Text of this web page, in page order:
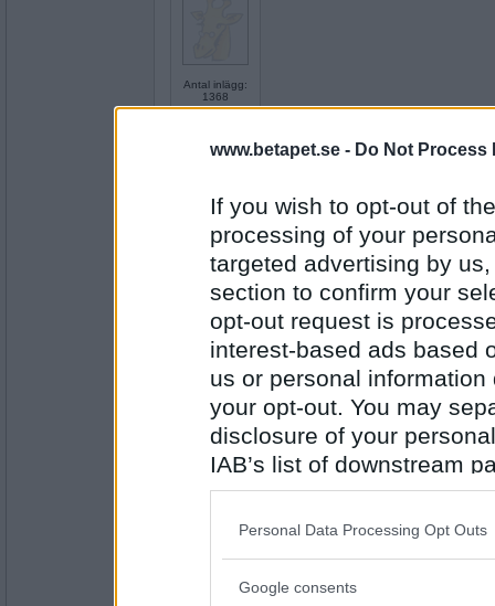
www.betapet.se - Do Not Process
If you wish to opt-out of
processing of your
targeted advertising by
section to confirm your
opt-out request is
interest-based ads based
us or personal
your opt-out. You may
disclosure of your
IAB’s list of downstream
also be disclosed by us
Downstream Participants
Please note that this
Personal Data Processing Opt Outs
Google consents
Antal inlägg:
1368
Antal inlägg:
1030
Idol Olle
Antal inlägg: 212
En ung Gillian Anderson
Sisilisko
Antal inlägg:
Iron man